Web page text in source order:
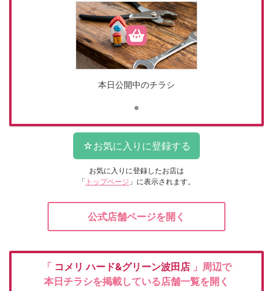
本日公開中のチラシ
お気に入りに登録したお店は
「 トップページ 」に表示されます。
公式店舗ページを開く
「 コメリハード&グリーン波田店 」周辺で
本日チラシを掲載している店舗一覧を開く